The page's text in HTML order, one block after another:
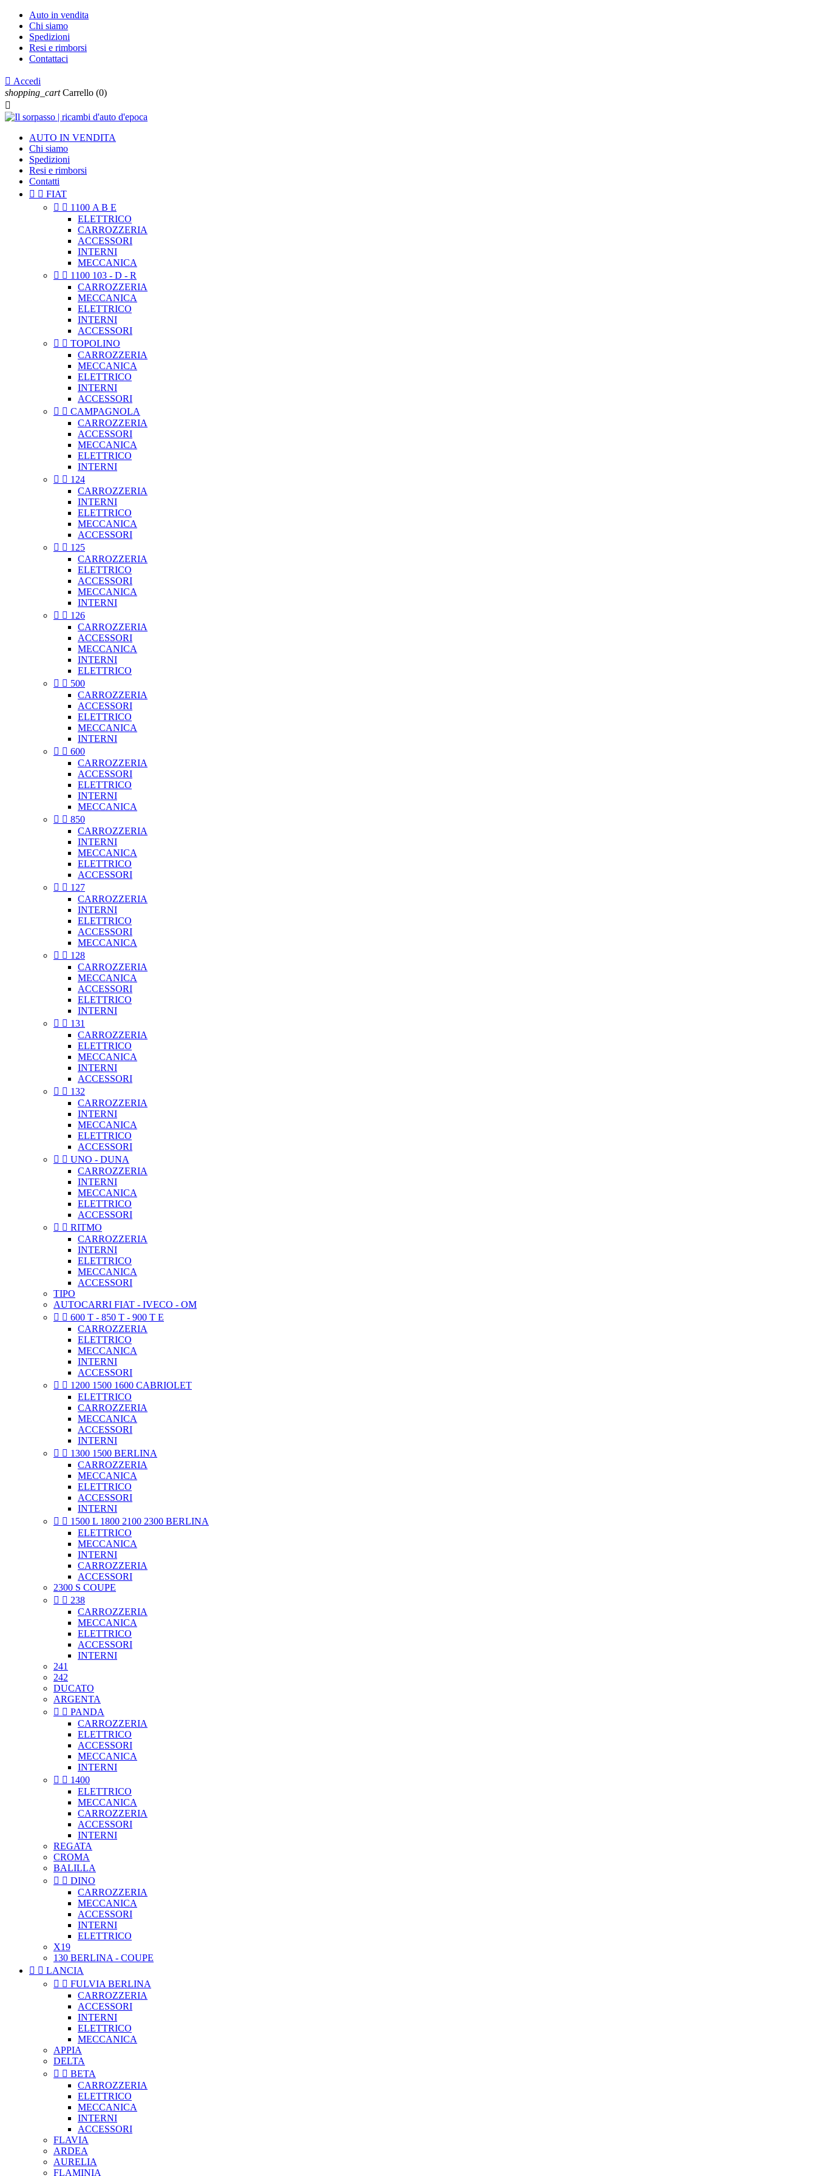
Auto in vendita
Chi siamo
Spedizioni
Resi e rimborsi
Contattaci
 Accedi
shopping_cart Carrello (0)

AUTO IN VENDITA
Chi siamo
Spedizioni
Resi e rimborsi
Contatti
  FIAT
  1100 A B E
ELETTRICO
CARROZZERIA
ACCESSORI
INTERNI
MECCANICA
  1100 103 - D - R
CARROZZERIA
MECCANICA
ELETTRICO
INTERNI
ACCESSORI
  TOPOLINO
CARROZZERIA
MECCANICA
ELETTRICO
INTERNI
ACCESSORI
  CAMPAGNOLA
CARROZZERIA
ACCESSORI
MECCANICA
ELETTRICO
INTERNI
  124
CARROZZERIA
INTERNI
ELETTRICO
MECCANICA
ACCESSORI
  125
CARROZZERIA
ELETTRICO
ACCESSORI
MECCANICA
INTERNI
  126
CARROZZERIA
ACCESSORI
MECCANICA
INTERNI
ELETTRICO
  500
CARROZZERIA
ACCESSORI
ELETTRICO
MECCANICA
INTERNI
  600
CARROZZERIA
ACCESSORI
ELETTRICO
INTERNI
MECCANICA
  850
CARROZZERIA
INTERNI
MECCANICA
ELETTRICO
ACCESSORI
  127
CARROZZERIA
INTERNI
ELETTRICO
ACCESSORI
MECCANICA
  128
CARROZZERIA
MECCANICA
ACCESSORI
ELETTRICO
INTERNI
  131
CARROZZERIA
ELETTRICO
MECCANICA
INTERNI
ACCESSORI
  132
CARROZZERIA
INTERNI
MECCANICA
ELETTRICO
ACCESSORI
  UNO - DUNA
CARROZZERIA
INTERNI
MECCANICA
ELETTRICO
ACCESSORI
  RITMO
CARROZZERIA
INTERNI
ELETTRICO
MECCANICA
ACCESSORI
TIPO
AUTOCARRI FIAT - IVECO - OM
  600 T - 850 T - 900 T E
CARROZZERIA
ELETTRICO
MECCANICA
INTERNI
ACCESSORI
  1200 1500 1600 CABRIOLET
ELETTRICO
CARROZZERIA
MECCANICA
ACCESSORI
INTERNI
  1300 1500 BERLINA
CARROZZERIA
MECCANICA
ELETTRICO
ACCESSORI
INTERNI
  1500 L 1800 2100 2300 BERLINA
ELETTRICO
MECCANICA
INTERNI
CARROZZERIA
ACCESSORI
2300 S COUPE
  238
CARROZZERIA
MECCANICA
ELETTRICO
ACCESSORI
INTERNI
241
242
DUCATO
ARGENTA
  PANDA
CARROZZERIA
ELETTRICO
ACCESSORI
MECCANICA
INTERNI
  1400
ELETTRICO
MECCANICA
CARROZZERIA
ACCESSORI
INTERNI
REGATA
CROMA
BALILLA
  DINO
CARROZZERIA
MECCANICA
ACCESSORI
INTERNI
ELETTRICO
X19
130 BERLINA - COUPE
  LANCIA
  FULVIA BERLINA
CARROZZERIA
ACCESSORI
INTERNI
ELETTRICO
MECCANICA
APPIA
DELTA
  BETA
CARROZZERIA
ELETTRICO
MECCANICA
INTERNI
ACCESSORI
FLAVIA
ARDEA
AURELIA
FLAMINIA